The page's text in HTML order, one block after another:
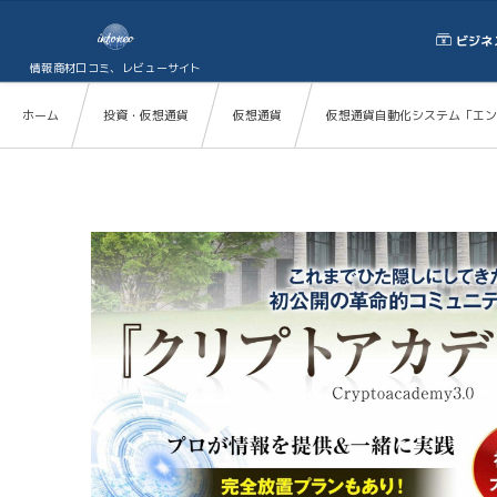
情報商材口コミ、レビューサイト
ビジネ
ホーム 投資・仮想通貨 仮想通貨 仮想通貨自動化システム「エ